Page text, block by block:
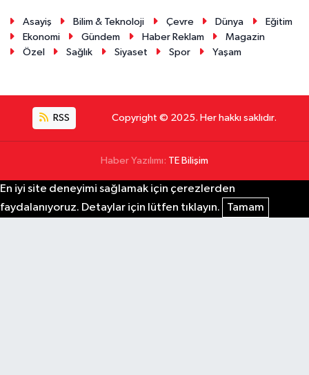
Asayiş Bilim & Teknoloji Çevre Dünya
Eğitim
Ekonomi
Gündem Haber Reklam
Magazin
Özel
Sağlık Siyaset Spor Yaşam
RSS Copyright © 2025. Her hakkı saklıdır.
Haber Yazılımı: TE Bilişim
En iyi site deneyimi sağlamak için çerezlerden
faydalanıyoruz. Detaylar için lütfen tıklayın.
Tamam